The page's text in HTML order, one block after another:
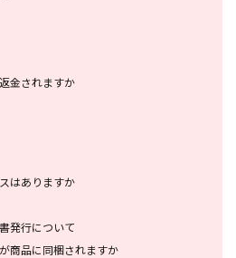
金されますか
はありますか
発行について
商品に同梱されますか